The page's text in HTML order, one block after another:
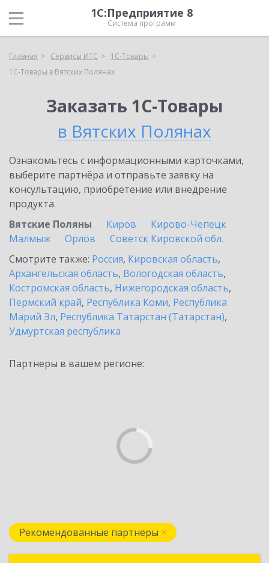
1С:Предприятие 8
Система программ
Главная Сервисы ИТС
1С-Товары
1С-Товары в Вятских Полянах
Заказать 1С-Товары
в Вятских Полянах
Ознакомьтесь с информационными карточками,
выберите партнёра и отправьте заявку на
консультацию, приобретение или внедрение
продукта.
Вятские Поляны
Киров
Кирово-Чепецк
Малмыж
Орлов
Советск Кировской обл.
Смотрите также: Россия, Кировская область,
Архангельская область, Вологодская область,
Костромская область, Нижегородская область,
Пермский край, Республика Коми, Республика
Марий Эл, Республика Татарстан (Татарстан),
Удмуртская республика
Партнеры в вашем регионе:
Рекомендованные партнеры